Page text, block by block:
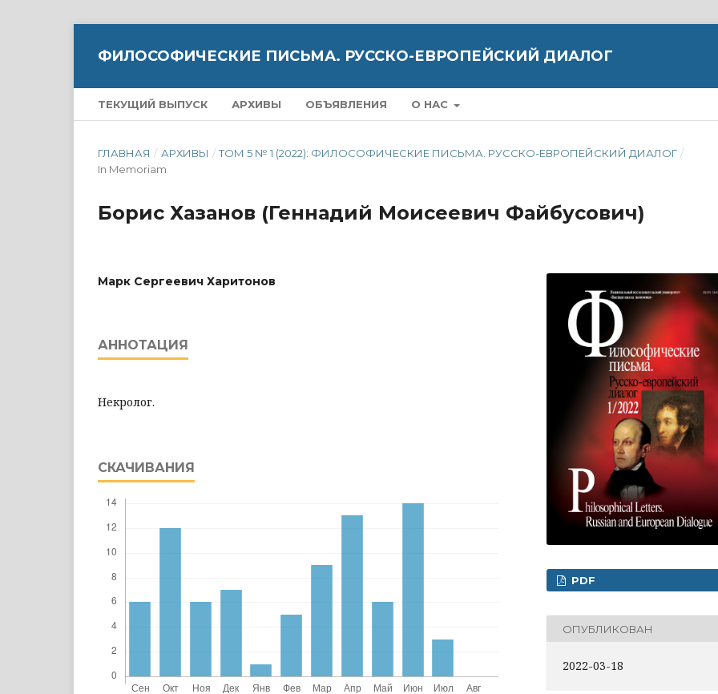
ФИЛОСОФИЧЕСКИЕ ПИСЬМА. РУССКО-ЕВРОПЕЙСКИЙ ДИАЛОГ
ТЕКУЩИЙ ВЫПУСК АРХИВЫ ОБЪЯВЛЕНИЯ О НАС
ГЛАВНАЯ / АРХИВЫ / ТОМ 5 № 1 (2022): ФИЛОСОФИЧЕСКИЕ ПИСЬМА. РУССКО-ЕВРОПЕЙСКИЙ ДИАЛОГ /
In Memoriam
Борис Хазанов (Геннадий Моисеевич Файбусович)
Марк Сергеевич Харитонов
АННОТАЦИЯ
Некролог.
СКАЧИВАНИЯ
PDF
ОПУБЛИКОВАН
2022-03-18